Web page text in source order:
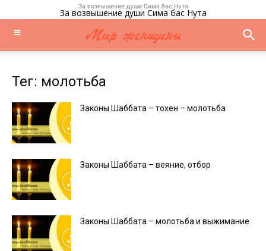
За возвышение души Сима бас Нута
За возвышение души Сима бас Нута
Тег: молотьба
Законы Шаббата – тохен – молотьба
Законы Шаббата – веяние, отбор
Законы Шаббата – молотьба и выжимание